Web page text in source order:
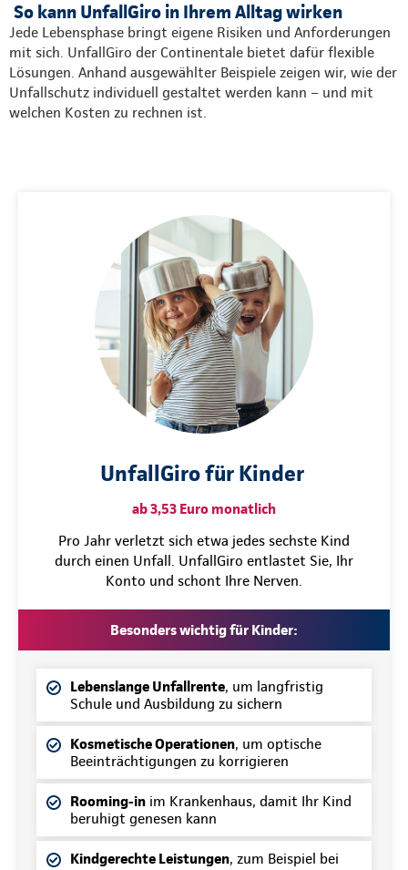
So kann UnfallGiro in Ihrem Alltag wirken
Jede Lebensphase bringt eigene Risiken und Anforderungen
mit sich. UnfallGiro der Continentale bietet dafür flexible
Lösungen. Anhand ausgewählter Beispiele zeigen wir, wie der
Unfallschutz individuell gestaltet werden kann – und mit
welchen Kosten zu rechnen ist.
UnfallGiro für Kinder
ab 3,53 Euro monatlich
Pro Jahr verletzt sich etwa jedes sechste Kind
durch einen Unfall. UnfallGiro entlastet Sie, Ihr
Konto und schont Ihre Nerven.
Besonders wichtig für Kinder:
Lebenslange Unfallrente, um langfristig
Schule und Ausbildung zu sichern
Kosmetische Operationen, um optische
Beeinträchtigungen zu korrigieren
Rooming-in im Krankenhaus, damit Ihr Kind
beruhigt genesen kann
Kindgerechte Leistungen, zum Beispiel bei